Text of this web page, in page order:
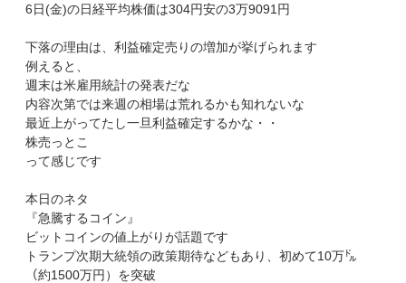
6日(金)の日経平均株価は304円安の3万9091円
下落の理由は、利益確定売りの増加が挙げられます
例えると、
週末は米雇用統計の発表だな
内容次第では来週の相場は荒れるかも知れないな
最近上がってたし一旦利益確定するかな・・
株売っとこ
って感じです
本日のネタ
『急騰するコイン』
ビットコインの値上がりが話題です
トランプ次期大統領の政策期待などもあり、初めて10万㌦
（約1500万円）を突破